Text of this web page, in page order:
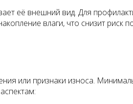
её внешний вид. Для
влаги, что снизит риск
или признаки износа.